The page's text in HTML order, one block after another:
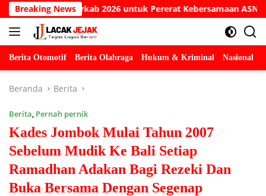
Langsung
ke
konten
Breaking News
2026 untuk Pererat Kebersamaan ASN
Berita Otomotif Berita Olahraga Hukum & Kriminal Nasional
Beranda Berita
Berita, Pernah pernik
Kades Jombok Mulai Tahun 2007
Sebelum Mudik Ke Bali Setiap
Ramadhan Adakan Bagi Rezeki Dan
Buka Bersama Dengan Segenap